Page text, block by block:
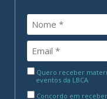
Quero receber
eventos da LBCA
Concordo em